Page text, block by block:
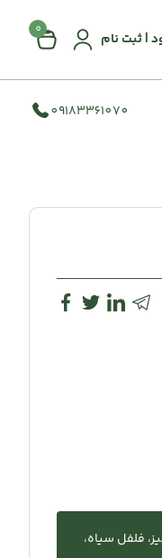
| ثبت نام
0
09183361070
فلفل سیاه،